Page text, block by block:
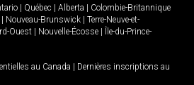
Québec Alberta
Colombie-Britannique
Nouveau-Brunswick
Terre-Neuve-et-
Ouest Nouvelle-Écosse
Île-du-Prince-
au Canada
Dernières inscriptions au